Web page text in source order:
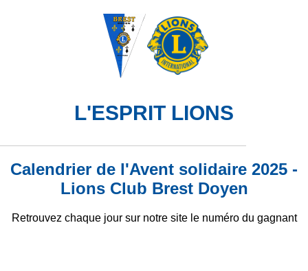
L'ESPRIT LIONS
Calendrier de l'Avent solidaire 2025 -
Lions Club Brest Doyen
Retrouvez chaque jour sur notre site le numéro du gagnant